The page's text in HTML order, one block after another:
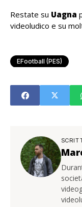
Restate su Uagna
videoludico e su
EFootball (PES)